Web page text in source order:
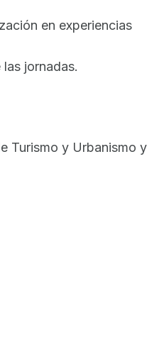
en experiencias
jornadas.
Turismo y Urbanismo y